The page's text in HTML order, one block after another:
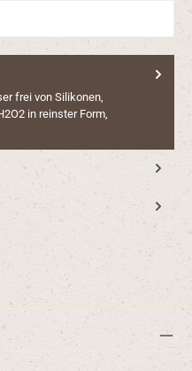
frei von Silikonen,
in reinster Form,